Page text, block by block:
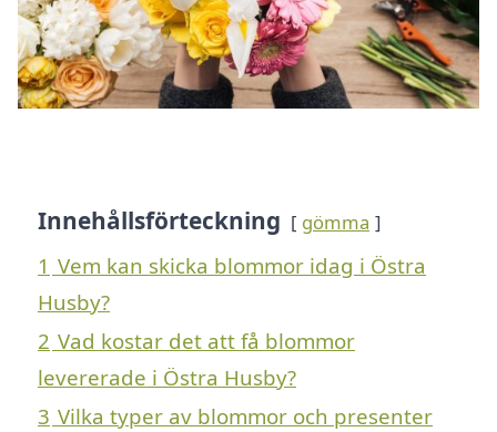
Innehållsförteckning gömma
1 Vem kan skicka blommor idag i Östra
Husby?
2 Vad kostar det att få blommor
levererade i Östra Husby?
3 Vilka typer av blommor och presenter